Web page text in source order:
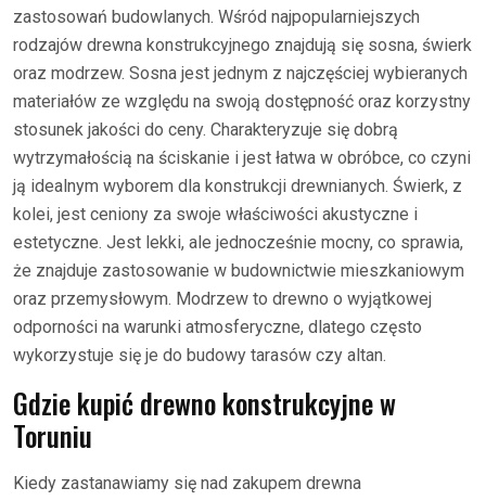
zastosowań budowlanych. Wśród najpopularniejszych
rodzajów drewna konstrukcyjnego znajdują się sosna, świerk
oraz modrzew. Sosna jest jednym z najczęściej wybieranych
materiałów ze względu na swoją dostępność oraz korzystny
stosunek jakości do ceny. Charakteryzuje się dobrą
wytrzymałością na ściskanie i jest łatwa w obróbce, co czyni
ją idealnym wyborem dla konstrukcji drewnianych. Świerk, z
kolei, jest ceniony za swoje właściwości akustyczne i
estetyczne. Jest lekki, ale jednocześnie mocny, co sprawia,
że znajduje zastosowanie w budownictwie mieszkaniowym
oraz przemysłowym. Modrzew to drewno o wyjątkowej
odporności na warunki atmosferyczne, dlatego często
wykorzystuje się je do budowy tarasów czy altan.
Gdzie kupić drewno konstrukcyjne w
Toruniu
Kiedy zastanawiamy się nad zakupem drewna